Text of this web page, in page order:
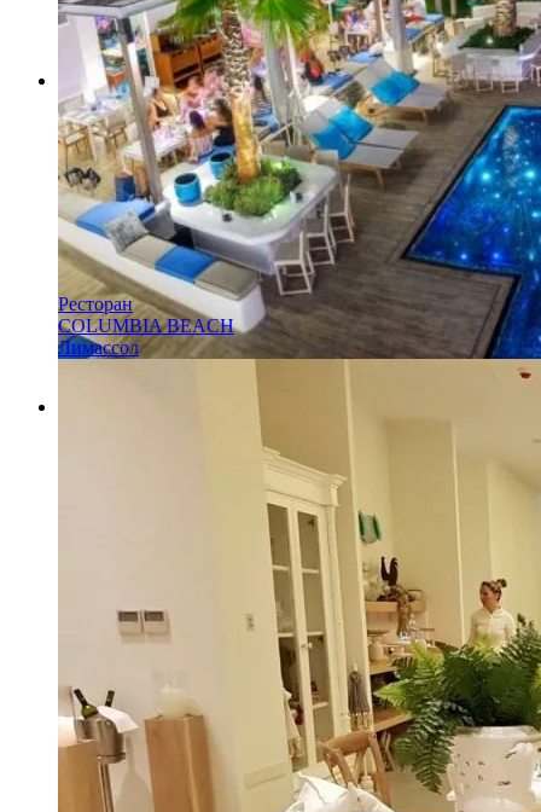
Ресторан
COLUMBIA BEACH
Лимассол